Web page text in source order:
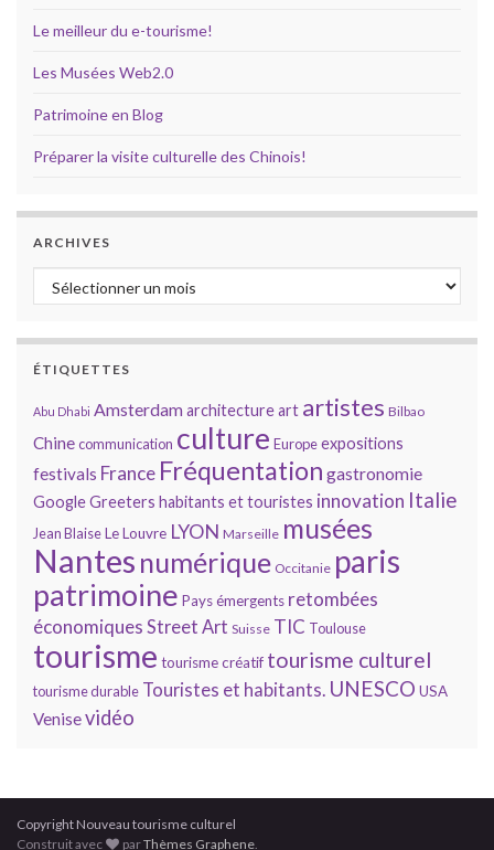
Le meilleur du e-tourisme!
Les Musées Web2.0
Patrimoine en Blog
Préparer la visite culturelle des Chinois!
ARCHIVES
Archives
ÉTIQUETTES
Abu Dhabi Amsterdamarchitectureart artistes Bilbao
Chinecommunication culture Europeexpositions
festivals France Fréquentation gastronomie
GoogleGreeters habitants et touristes innovation Italie
Jean BlaiseLe Louvre LYON Marseille musées
Nantes numérique Occitanie paris
patrimoine Pays émergents retombées
économiques Street Art Suisse TIC Toulouse
tourisme tourisme créatif tourisme culturel
tourisme durable Touristes et habitants. UNESCO USA
Venisevidéo
Copyright Nouveau tourisme culturel
Construit avec
parThèmes Graphene.